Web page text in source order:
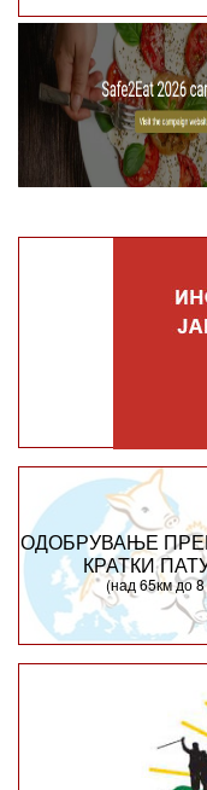
ОДОБРУВАЊЕ
КРАТКИ
(над 65км до